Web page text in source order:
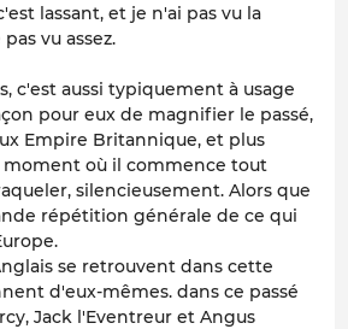
lassant, et je n'ai pas vu la
vu assez.
c'est aussi typiquement à usage
pour eux de magnifier le passé,
Empire Britannique, et plus
où il commence tout
silencieusement. Alors que
répétition générale de ce qui
se retrouvent dans cette
d'eux-mêmes. dans ce passé
Jack l'Eventreur et Angus